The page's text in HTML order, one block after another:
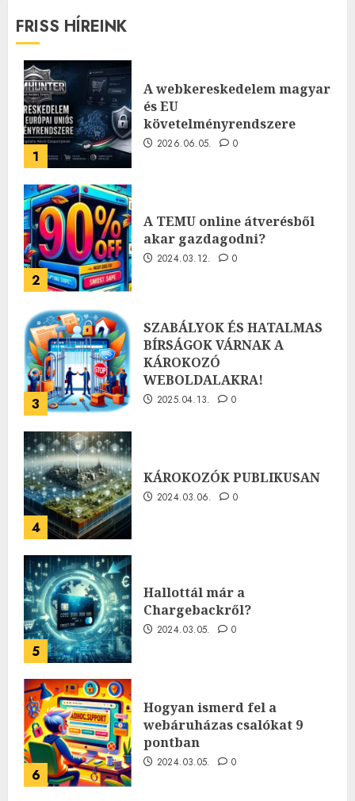
FRISS HÍREINK
1
A webkereskedelem magyar
és EU
követelményrendszere
2026.06.05. 0
2
A TEMU online átverésből
akar gazdagodni?
2024.03.12. 0
3
SZABÁLYOK ÉS HATALMAS
BÍRSÁGOK VÁRNAK A
KÁROKOZÓ
WEBOLDALAKRA!
2025.04.13. 0
4
KÁROKOZÓK PUBLIKUSAN
2024.03.06. 0
5
Hallottál már a
Chargebackről?
2024.03.05. 0
6
Hogyan ismerd fel a
webáruházas csalókat 9
pontban
2024.03.05. 0